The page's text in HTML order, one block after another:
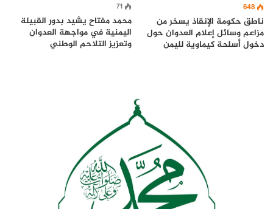
648
ناطق حكومة الإنقاذ يسخر من
مزاعم وسائل إعلام العدوان حول
دخول أسلحة كيماوية لليمن
71
محمد مفتاح يشيد بدور القبيلة
اليمنية في مواجهة العدوان
وتعزيز التلاحم الوطني